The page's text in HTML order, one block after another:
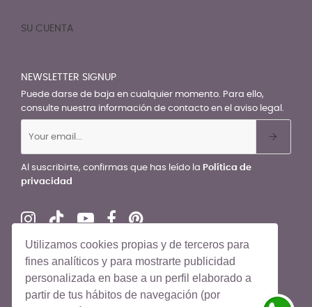
Utilizamos cookies propias y de terceros para
fines analíticos y para mostrarte publicidad
personalizada en base a un perfil elaborado a
partir de tus hábitos de navegación (por
SU CUENTA
NEWSLETTER SIGNUP
Puede darse de baja en cualquier momento. Para ello,
consulte nuestra información de contacto en el aviso legal.
Al suscribirte, confirmas que has leído la Política de
privacidad
© El Recién Nacido 2026. Todos los derechos reservados